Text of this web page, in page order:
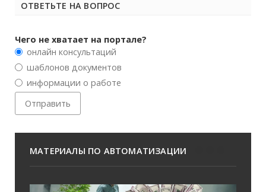
ОТВЕТЬТЕ НА ВОПРОС
Чего не хватает на портале?
онлайн консультаций
шаблонов документов
информации о работе
МАТЕРИАЛЫ ПО АВТОМАТИЗАЦИИ